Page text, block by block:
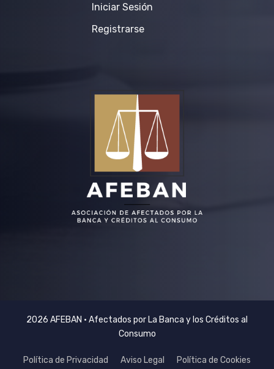
Iniciar Sesión
Registrarse
2026 AFEBAN • Afectados por La Banca y los Créditos al
Consumo
Política de Privacidad Aviso Legal Política de Cookies